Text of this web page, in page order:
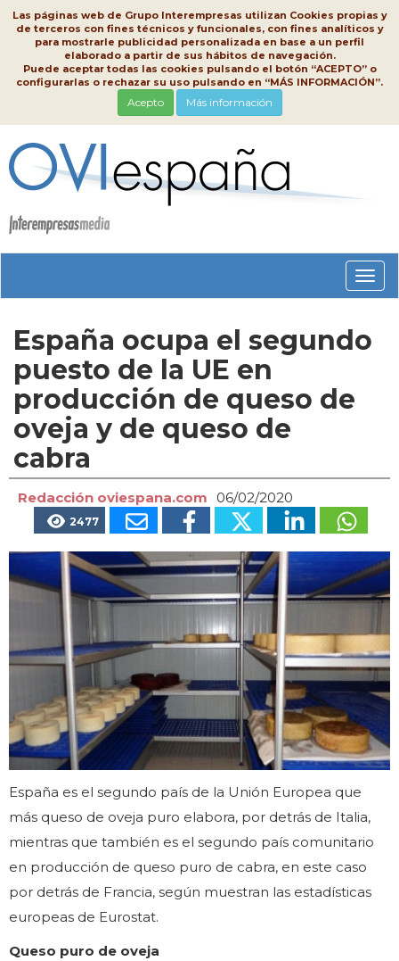
Las páginas web de Grupo Interempresas utilizan Cookies propias y
de terceros con fines técnicos y funcionales, con fines analíticos y
para mostrarle publicidad personalizada en base a un perfil
elaborado a partir de sus hábitos de navegación.
Puede aceptar todas las cookies pulsando el botón “ACEPTO” o
configurarlas o rechazar su uso pulsando en “MÁS INFORMACIÓN”.
Acepto Más información
España ocupa el segundo
puesto de la UE en
producción de queso de
oveja y de queso de
cabra
Redacción oviespana.com 06/02/2020
2477
España es el segundo país de la Unión Europea que
más queso de oveja puro elabora, por detrás de Italia,
mientras que también es el segundo país comunitario
en producción de queso puro de cabra, en este caso
por detrás de Francia, según muestran las estadísticas
europeas de Eurostat.
Queso puro de oveja